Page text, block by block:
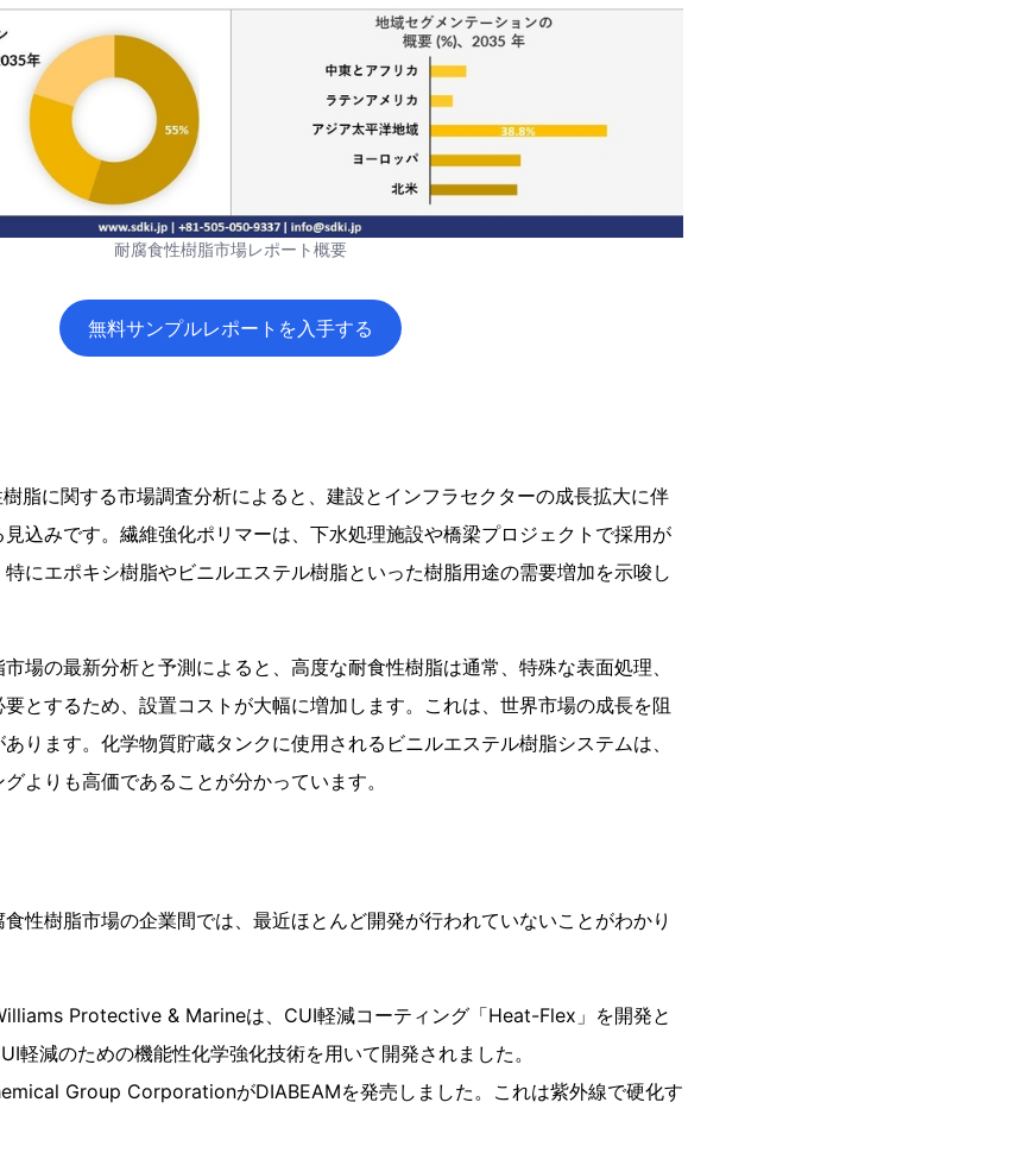
耐腐食性樹脂市場レポート概要
無料サンプルレポートを入手する
脂に関する市場調査分析によると、建設とインフラセクターの成長拡大に伴
込みです。繊維強化ポリマーは、下水処理施設や橋梁プロジェクトで採用が
にエポキシ樹脂やビニルエステル樹脂といった樹脂用途の需要増加を示唆し
場の最新分析と予測によると、高度な耐食性樹脂は通常、特殊な表面処理、
とするため、設置コストが大幅に増加します。これは、世界市場の成長を阻
ります。化学物質貯蔵タンクに使用されるビニルエステル樹脂システムは、
よりも高価であることが分かっています。
性樹脂市場の企業間では、最近ほとんど開発が行われていないことがわかり
Protective & Marineは、CUI軽減コーティング「Heat-Flex」を開発と
軽減のための機能性化学強化技術を用いて開発されました。
Group CorporationがDIABEAMを発売しました。これは紫外線で硬化す